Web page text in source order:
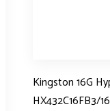
Kingston 16G
HX432C16FB3/16